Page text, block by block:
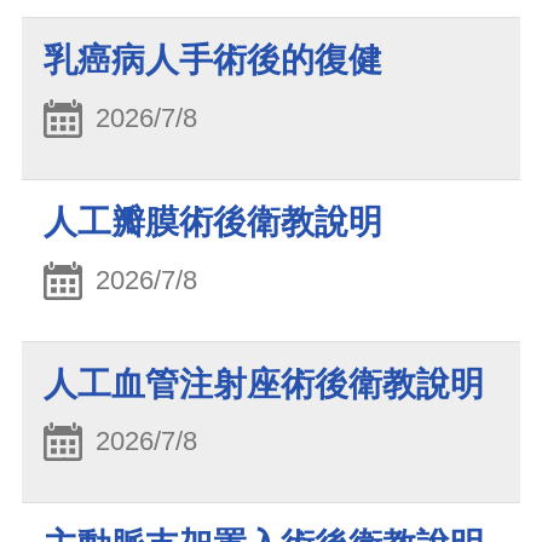
乳癌病人手術後的復健
2026/7/8
人工瓣膜術後衛教說明
2026/7/8
人工血管注射座術後衛教說明
2026/7/8